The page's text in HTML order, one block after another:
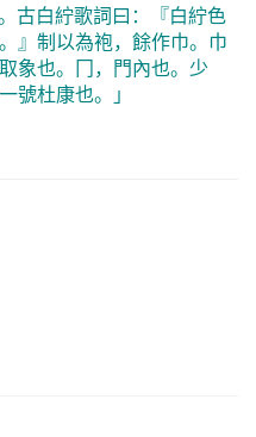
古白紵歌詞曰：『白紵色
』制以為袍，餘作巾。巾
象也。冂，門內也。少
號杜康也。」